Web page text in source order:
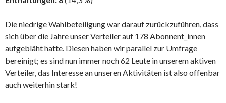
Die niedrige Wahlbeteiligung war darauf zurückzuführen, dass
sich über die Jahre unser Verteiler auf 178 Abonnent_innen
aufgebläht hatte. Diesen haben wir parallel zur Umfrage
bereinigt; es sind nun immer noch 62 Leute in unserem aktiven
Verteiler, das Interesse an unseren Aktivitäten ist also offenbar
auch weiterhin stark!